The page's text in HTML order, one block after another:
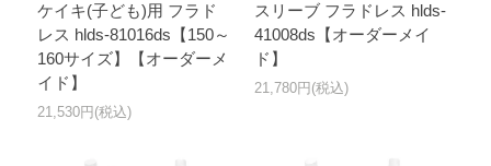
ケイキ(子ども)用 フラド
レス hlds-81016ds【150～
160サイズ】【オーダーメ
イド】
21,530円(税込)
スリーブ フラドレス hlds-
41008ds【オーダーメイ
ド】
21,780円(税込)